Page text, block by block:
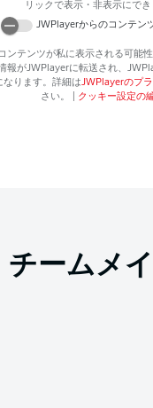
リックで表示・非表示にでき
JWPlayerからのコンテン
ンテンツが私に表示される可能
報がJWPlayerに転送され、
なります。詳細はJWPlayerのプ
さい。
クッキー設定の
チームメ